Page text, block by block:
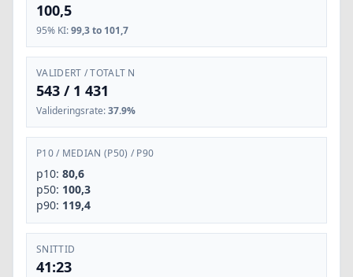
100,5
95% KI:99,3 to 101,7
VALIDERT / TOTALT N
543 / 1 431
Valideringsrate:37.9%
P10/ MEDIAN (P50) / P90
p10: 80,6
p50: 100,3
p90: 119,4
SNITTID
41:23